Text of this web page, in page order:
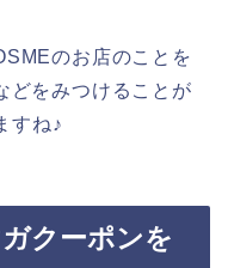
のお店のことを
どをみつけることが
すね♪
クーポンを